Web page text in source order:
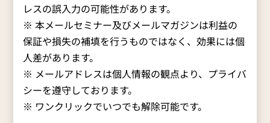
レスの誤入力の可能性があります。
※ 本メールセミナー及びメールマガジンは利益の
保証や損失の補填を行うものではなく、効果には個
人差があります。
※ メールアドレスは個人情報の観点より、プライバ
シーを遵守しております。
※ ワンクリックでいつでも解除可能です。